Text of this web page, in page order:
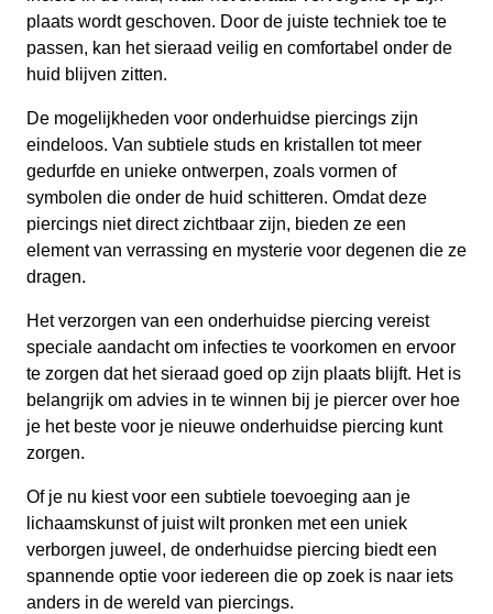
plaats wordt geschoven. Door de juiste techniek toe te
passen, kan het sieraad veilig en comfortabel onder de
huid blijven zitten.
De mogelijkheden voor onderhuidse piercings zijn
eindeloos. Van subtiele studs en kristallen tot meer
gedurfde en unieke ontwerpen, zoals vormen of
symbolen die onder de huid schitteren. Omdat deze
piercings niet direct zichtbaar zijn, bieden ze een
element van verrassing en mysterie voor degenen die ze
dragen.
Het verzorgen van een onderhuidse piercing vereist
speciale aandacht om infecties te voorkomen en ervoor
te zorgen dat het sieraad goed op zijn plaats blijft. Het is
belangrijk om advies in te winnen bij je piercer over hoe
je het beste voor je nieuwe onderhuidse piercing kunt
zorgen.
Of je nu kiest voor een subtiele toevoeging aan je
lichaamskunst of juist wilt pronken met een uniek
verborgen juweel, de onderhuidse piercing biedt een
spannende optie voor iedereen die op zoek is naar iets
anders in de wereld van piercings.